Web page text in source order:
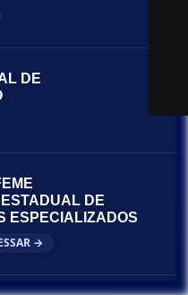
DE
DE
ESPECIALIZADOS
→